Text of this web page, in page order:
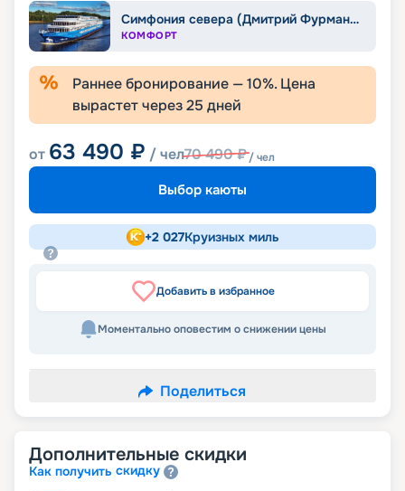
Симфония севера (Дмитрий Фурманов)
КОМФОРТ
Раннее бронирование —10%. Цена
вырастет через25 дней
от 63 490 ₽ / чел70 490₽/ чел
Выбор каюты
+2 027Круизных миль
Добавить в избранное
Моментально оповестим о снижении цены
Поделиться
Дополнительные скидки
Как получить скидку